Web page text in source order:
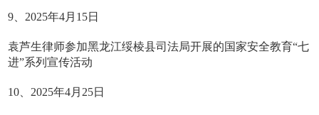
9、2025年4月15日
袁芦生律师参加黑龙江绥棱县司法局开展的国家安全教育“七
进”系列宣传活动
10、2025年4月25日